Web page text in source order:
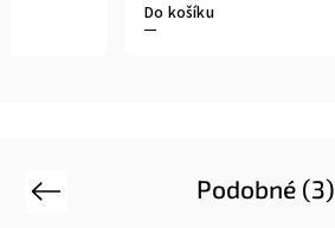
Do košíku
Podobné (3)
Previous